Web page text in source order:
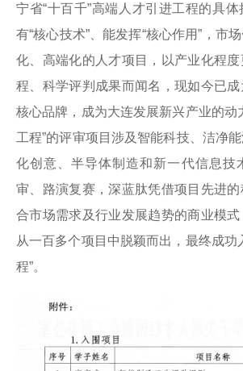
宁省“十百千”高端人才引进工程的具
有“核心技术”、能发挥“核心作用”，市
化、高端化的人才项目，以产业化程
程、科学评判成果而闻名，现如今已
核心品牌，成为大连发展新兴产业的动
工程”的评审项目涉及智能科技、洁净
化创意、半导体制造和新一代信息技
审、路演复赛，深蓝肽凭借项目先进
合市场需求及行业发展趋势的商业模式
从一百多个项目中脱颖而出，最终成功
程”。